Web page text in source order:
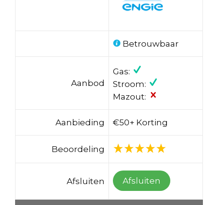
Betrouwbaar
Aanbod
Gas:
Stroom:
Mazout:
Aanbieding €50+ Korting
Beoordeling
Afsluiten Afsluiten